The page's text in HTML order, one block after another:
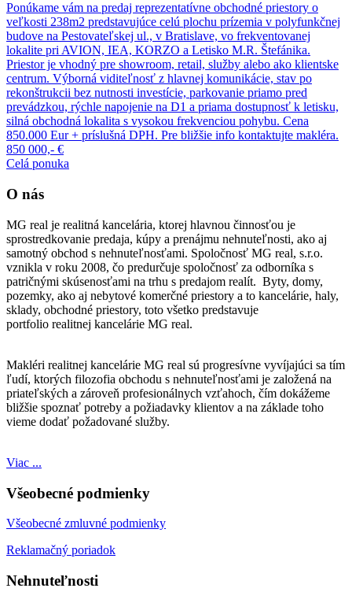
Ponúkame vám na predaj reprezentatívne obchodné priestory o
veľkosti 238m2 predstavujúce celú plochu prízemia v polyfunkčnej
budove na Pestovateľskej ul., v Bratislave, vo frekventovanej
lokalite pri AVION, IEA, KORZO a Letisko M.R. Štefánika.
Priestor je vhodný pre showroom, retail, služby alebo ako klientske
centrum. Výborná viditeľnosť z hlavnej komunikácie, stav po
rekonštrukcii bez nutnosti investície, parkovanie priamo pred
prevádzkou, rýchle napojenie na D1 a priama dostupnosť k letisku,
silná obchodná lokalita s vysokou frekvenciou pohybu. Cena
850.000 Eur + príslušná DPH. Pre bližšie info kontaktujte makléra.
850 000,- €
Celá ponuka
O nás
MG real je realitná kancelária, ktorej hlavnou činnosťou je
sprostredkovanie predaja, kúpy a prenájmu nehnuteľnosti, ako aj
samotný obchod s nehnuteľnosťami. Spoločnosť MG real, s.r.o.
vznikla v roku 2008, čo predurčuje spoločnosť za odborníka s
patričnými skúsenosťami na trhu s predajom realít. Byty, domy,
pozemky, ako aj nebytové komerčné priestory a to kancelárie, haly,
sklady, obchodné priestory, toto všetko predstavuje
portfolio realitnej kancelárie MG real.
Makléri realitnej kancelárie MG real sú progresívne vyvíjajúci sa tím
ľudí, ktorých filozofia obchodu s nehnuteľnosťami je založená na
priateľských a zároveň profesionálnych vzťahoch, čím dokážeme
bližšie spoznať potreby a požiadavky klientov a na základe toho
vieme dodať požadované služby.
Viac ...
Všeobecné podmienky
Všeobecné zmluvné podmienky
Reklamačný poriadok
Nehnuteľnosti